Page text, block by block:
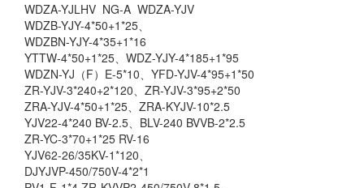
WDZA-YJLHV NG-A WDZA-YJV
WDZB-YJY-4*50+1*25、
WDZBN-YJY-4*35+1*16
YTTW-4*50+1*25、WDZ-YJY-4*185+1*95
WDZN-YJ（F）E-5*10、YFD-YJV-4*95+1*50
ZR-YJV-3*240+2*120、ZR-YJV-3*95+2*50
ZRA-YJV-4*50+1*25、ZRA-KYJV-10*2.5
YJV22-4*240 BV-2.5、BLV-240 BVVB-2*2.5
ZR-YC-3*70+1*25 RV-16
YJV62-26/35KV-1*120、
DJYJVP-450/750V-4*2*1